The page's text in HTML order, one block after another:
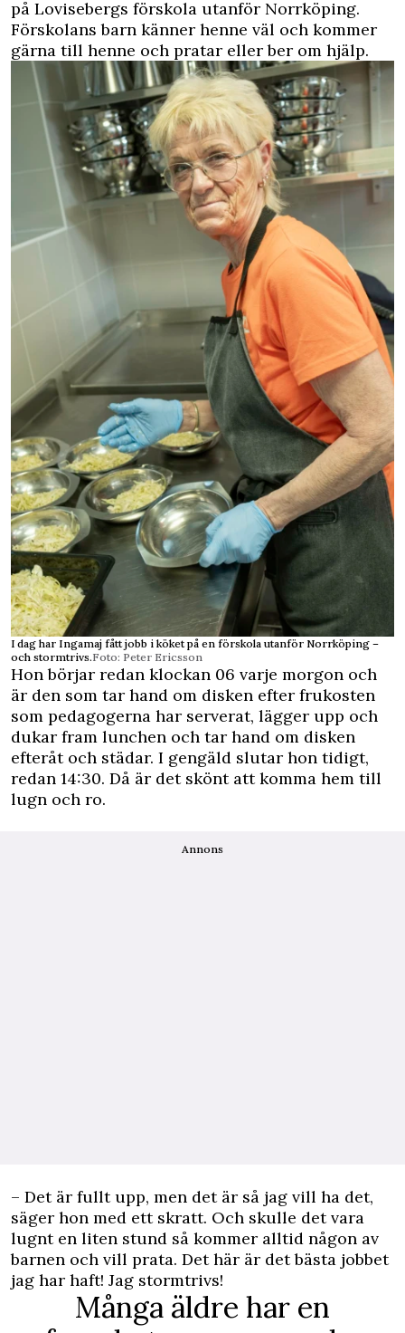
på Lovisebergs förskola utanför Norrköping.
Förskolans barn känner henne väl och kommer
gärna till henne och pratar eller ber om hjälp.
I dag har Ingamaj fått jobb i köket på en förskola utanför Norrköping –
och stormtrivs.Foto: Peter Ericsson
Hon börjar redan klockan 06 varje morgon och
är den som tar hand om disken efter frukosten
som pedagogerna har serverat, lägger upp och
dukar fram lunchen och tar hand om disken
efteråt och städar. I gengäld slut­ar hon tidigt,
redan 14:30. Då är det skönt att komma hem till
lugn och ro.
Annons
– Det är fullt upp, men det är så jag vill ha det,
säger hon med ett skratt. Och skulle det vara
lugnt en liten stund så kommer alltid någon av
barnen och vill prata. Det här är det bästa jobbet
jag har haft! Jag stormtrivs!
Många äldre har en